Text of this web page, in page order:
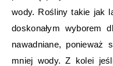
wody. Rośliny takie jak
doskonałym wyborem
nawadniane, ponieważ
mniej wody. Z kolei